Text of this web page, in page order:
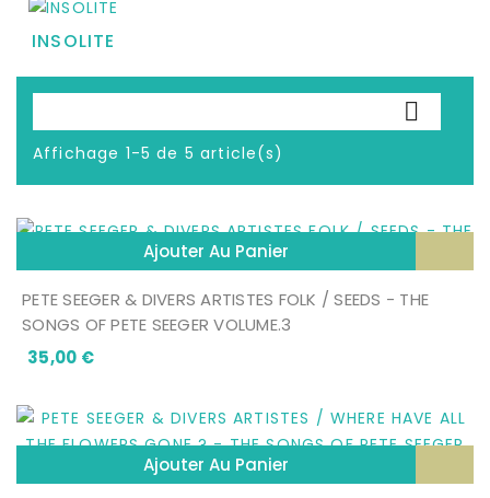
INSOLITE

Affichage 1-5 de 5 article(s)
Ajouter Au Panier
PETE SEEGER & DIVERS ARTISTES FOLK / SEEDS - THE
SONGS OF PETE SEEGER VOLUME.3
35,00 €Prix
Ajouter Au Panier